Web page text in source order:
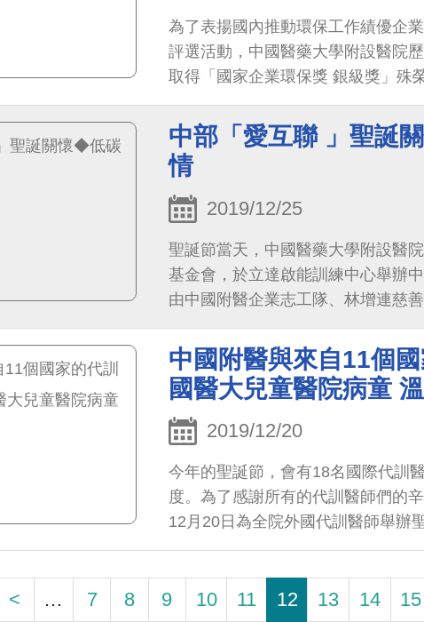
為了表揚國內推動環保工作績優企
評選活動，中國醫藥大學附設醫院
取得「國家企業環保獎 銀級獎」殊
中部「愛互聯 」聖誕
情
2019/12/25
聖誕節當天，中國醫藥大學附設醫
基金會，於立達啟能訓練中心舉辦
由中國附醫企業志工隊、林增連慈
中國附醫與來自11個
國醫大兒童醫院病童
2019/12/20
今年的聖誕節，會有18名國際代訓
度。為了感謝所有的代訓醫師們的
12月20日為全院外國代訓醫師舉辦
< … 7 8 9 10 11 12 13 14 15